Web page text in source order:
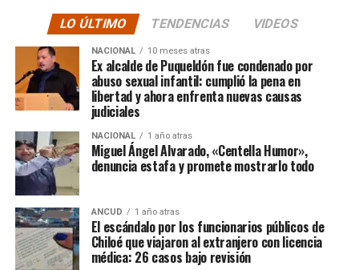
sino que se superó con creces. De hecho, el último
cómputo dado a conocer reveló la suma total de
$3.689.545.200.
Según Camila Gómez, el excedente de casi $200
millones sería destinadopara los costos médicos
asociados al suministro del Elevidys «porque los 3.500
millonessolo incluye el frasco del fármaco y no los
otros gastos relacionados con los tres meses del
tratamiento
«, indicó a Meganonoticias.cl
Pero, volviendo al principio, damos curso a una solicitud
imposible de especificar con exactitud pero que un
simple chequeo de los ánimos de la gente, se puede ver
LO ÚLTIMO TENDENCIAS VIDEOS
NACIONAL 10 meses atras
Ex alcalde de Puqueldón fue condenado por
abuso sexual infantil: cumplió la pena en
libertad y ahora enfrenta nuevas causas
judiciales
NACIONAL 1 año atras
Miguel Ángel Alvarado, «Centella Humor»,
denuncia estafa y promete mostrarlo todo
ANCUD 1 año atras
El escándalo por los funcionarios públicos de
Chiloé que viajaron al extranjero con licencia
médica: 26 casos bajo revisión